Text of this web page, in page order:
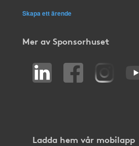
Skapa ett ärende
Mer av Sponsorhuset
Ladda hem vår mobilapp